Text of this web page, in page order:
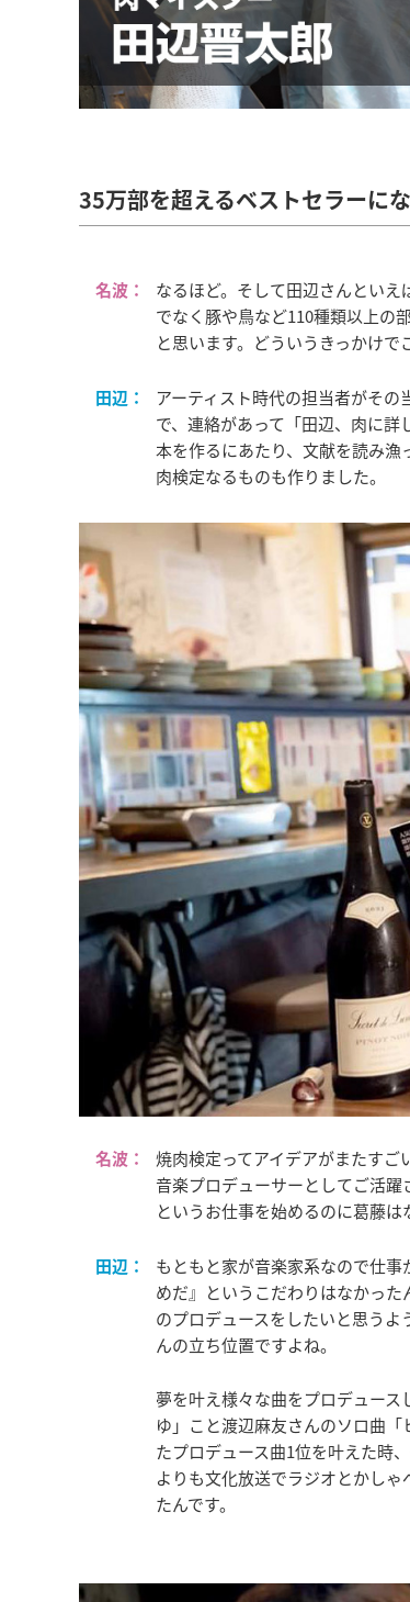
35万部を超えるベストセラーに
名波：
なるほど。そして田辺さんとい
でなく豚や鳥など110種類以上の
と思います。どういうきっかけ
田辺：
アーティスト時代の担当者がそ
で、連絡があって「田辺、肉に詳
本を作るにあたり、文献を読み
肉検定なるものも作りました。
名波：
焼肉検定ってアイデアがまたすご
音楽プロデューサーとしてご活
というお仕事を始めるのに葛藤は
田辺：
もともと家が音楽家系なので仕
めだ』というこだわりはなかっ
のプロデュースをしたいと思う
んの立ち位置ですよね。
夢を叶え様々な曲をプロデュー
ゆ」こと渡辺麻友さんのソロ曲
たプロデュース曲1位を叶えた時
よりも文化放送でラジオとかし
たんです。